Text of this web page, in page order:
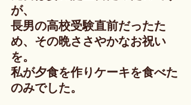
が、
長男の高校受験直前だったた
め、その晩ささやかなお祝い
を。
私が夕食を作りケーキを食べた
のみでした。